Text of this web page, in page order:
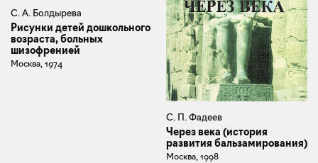
С. А. Болдырева
Рисунки детей дошкольного
возраста, больных
шизофренией
Москва, 1974
С. П. Фадеев
Через века (история
развития бальзамирования)
Москва, 1998